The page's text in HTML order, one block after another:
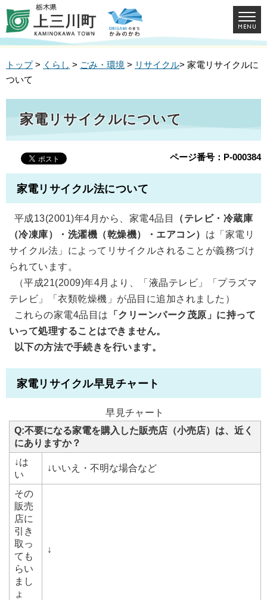
トップ> くらし > ごみ・環境 > リサイクル> 家電リサイクルに
ついて
家電リサイクルについて
ページ番号：P-000384
家電リサイクル法について
平成13(2001)年4月から、家電4品目
（テレビ・冷蔵庫
（冷凍庫）・洗濯機（乾燥機）・エアコン） は「家電リ
サイクル法」によってリサイクルされることが義務づけ
られています。
（平成21(2009)年4月より、「液晶テレビ」「プラズマ
テレビ」「衣類乾燥機」が品目に追加されました）
これらの家電4品目は
「クリーンパーク茂原」に持って
いって処理することはできません。
以下の方法で手続きを行います。
家電リサイクル早見チャート
早見チャート
Q:不要になる家電を購入した販売店（小売店）は、近く
にありますか？
↓は
い
↓いいえ・不明な場合など
その
販売
店に
引き
取っ
ても
らい
まし
ょ
↓